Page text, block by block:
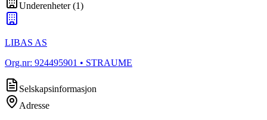
Underenheter(1)
LIBAS AS
Org.nr: 924495901 • STRAUME
Selskapsinformasjon
Adresse